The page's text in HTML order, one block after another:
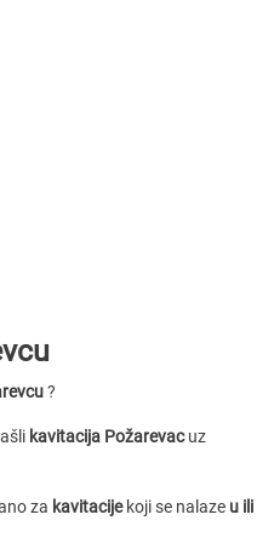
?
kavitacija Požarevacuz
za kavitacijekoji se nalaze u ili